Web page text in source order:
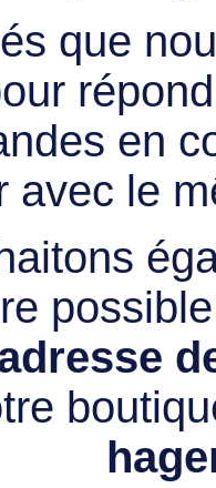
que
en
avec le